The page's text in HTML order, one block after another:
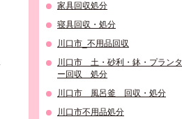
家具回収処分
寝具回収・処分
川口市_不用品回収
川口市 土・砂利・鉢・プランタ
ー回収 処分
川口市 風呂釜 回収・処分
川口市不用品処分